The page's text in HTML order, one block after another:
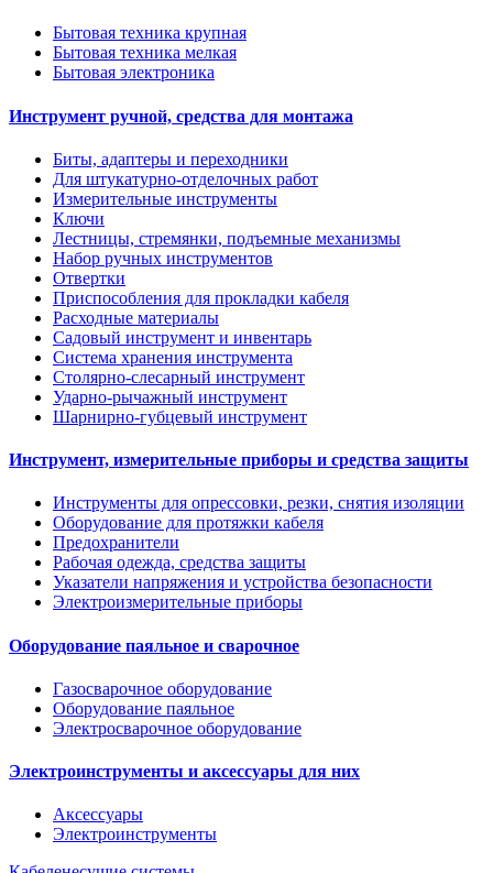
Бытовая техника крупная
Бытовая техника мелкая
Бытовая электроника
Инструмент ручной, средства для монтажа
Биты, адаптеры и переходники
Для штукатурно-отделочных работ
Измерительные инструменты
Ключи
Лестницы, стремянки, подъемные механизмы
Набор ручных инструментов
Отвертки
Приспособления для прокладки кабеля
Расходные материалы
Садовый инструмент и инвентарь
Система хранения инструмента
Столярно-слесарный инструмент
Ударно-рычажный инструмент
Шарнирно-губцевый инструмент
Инструмент, измерительные приборы и средства защиты
Инструменты для опрессовки, резки, снятия изоляции
Оборудование для протяжки кабеля
Предохранители
Рабочая одежда, средства защиты
Указатели напряжения и устройства безопасности
Электроизмерительные приборы
Оборудование паяльное и сварочное
Газосварочное оборудование
Оборудование паяльное
Электросварочное оборудование
Электроинструменты и аксессуары для них
Аксессуары
Электроинструменты